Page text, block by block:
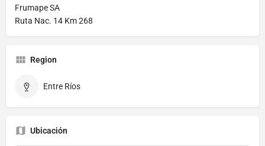
Frumape SA
Ruta Nac. 14 Km 268
Region
Entre Ríos
Ubicación